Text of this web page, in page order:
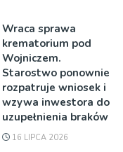
Wraca sprawa
krematorium pod
Wojniczem.
Starostwo ponownie
rozpatruje wniosek i
wzywa inwestora do
uzupełnienia braków
16 LIPCA 2026